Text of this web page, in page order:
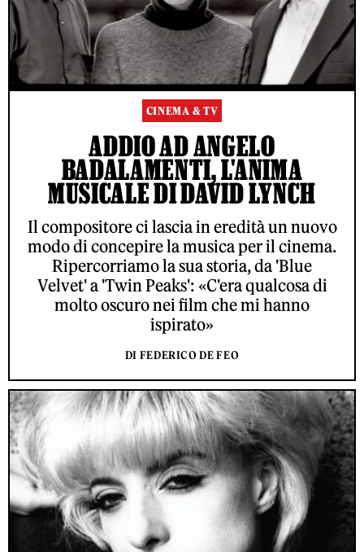
CINEMA & TV
ADDIO AD ANGELO
BADALAMENTI, L'ANIMA
MUSICALE DI DAVID LYNCH
Il compositore ci lascia in eredità un nuovo
modo di concepire la musica per il cinema.
Ripercorriamo la sua storia, da 'Blue
Velvet' a 'Twin Peaks': «C'era qualcosa di
molto oscuro nei film che mi hanno
ispirato»
DI FEDERICO DE FEO